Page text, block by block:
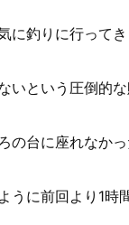
に釣りに行ってき
いという圧倒的な
の台に座れなかっ
うに前回より1時